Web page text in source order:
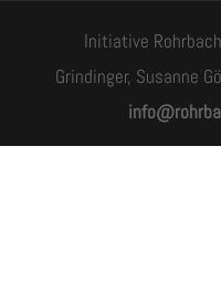
Initiative
Grindinger, Susanne